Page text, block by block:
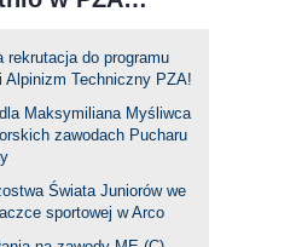
rekrutacja do programu
Alpinizm Techniczny PZA!
Maksymiliana Myśliwca
zawodach Pucharu
Świata Juniorów we
sportowej w Arco